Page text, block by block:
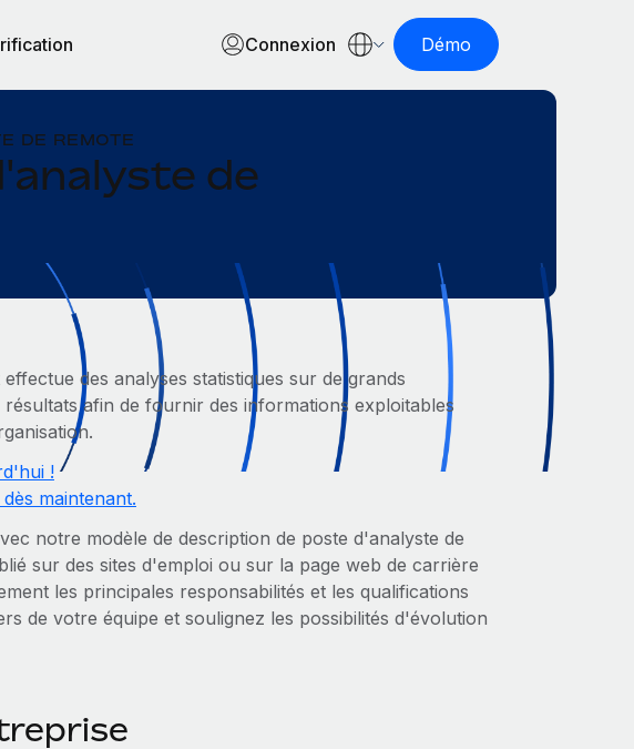
Connexion Démo
DE REMOTE
de
des analyses statistiques sur de grands
afin de fournir des informations exploitables
!
maintenant.
notre modèle de description de poste d'analyste de
sur des sites d'emploi ou sur la page web de carrière
les principales responsabilités et les qualifications
de votre équipe et soulignez les possibilités d'évolution